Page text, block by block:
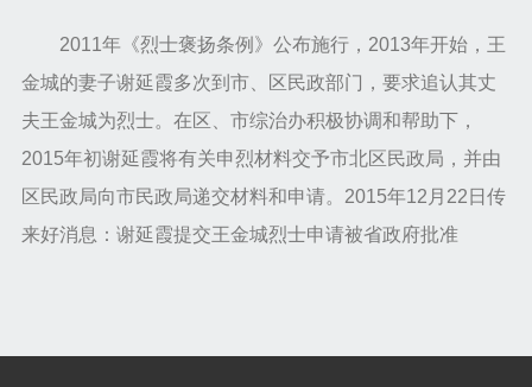
2011年《烈士褒扬条例》公布施行，2013年开始，王
金城的妻子谢延霞多次到市、区民政部门，要求追认其丈
夫王金城为烈士。在区、市综治办积极协调和帮助下，
2015年初谢延霞将有关申烈材料交予市北区民政局，并由
区民政局向市民政局递交材料和申请。2015年12月22日传
来好消息：谢延霞提交王金城烈士申请被省政府批准